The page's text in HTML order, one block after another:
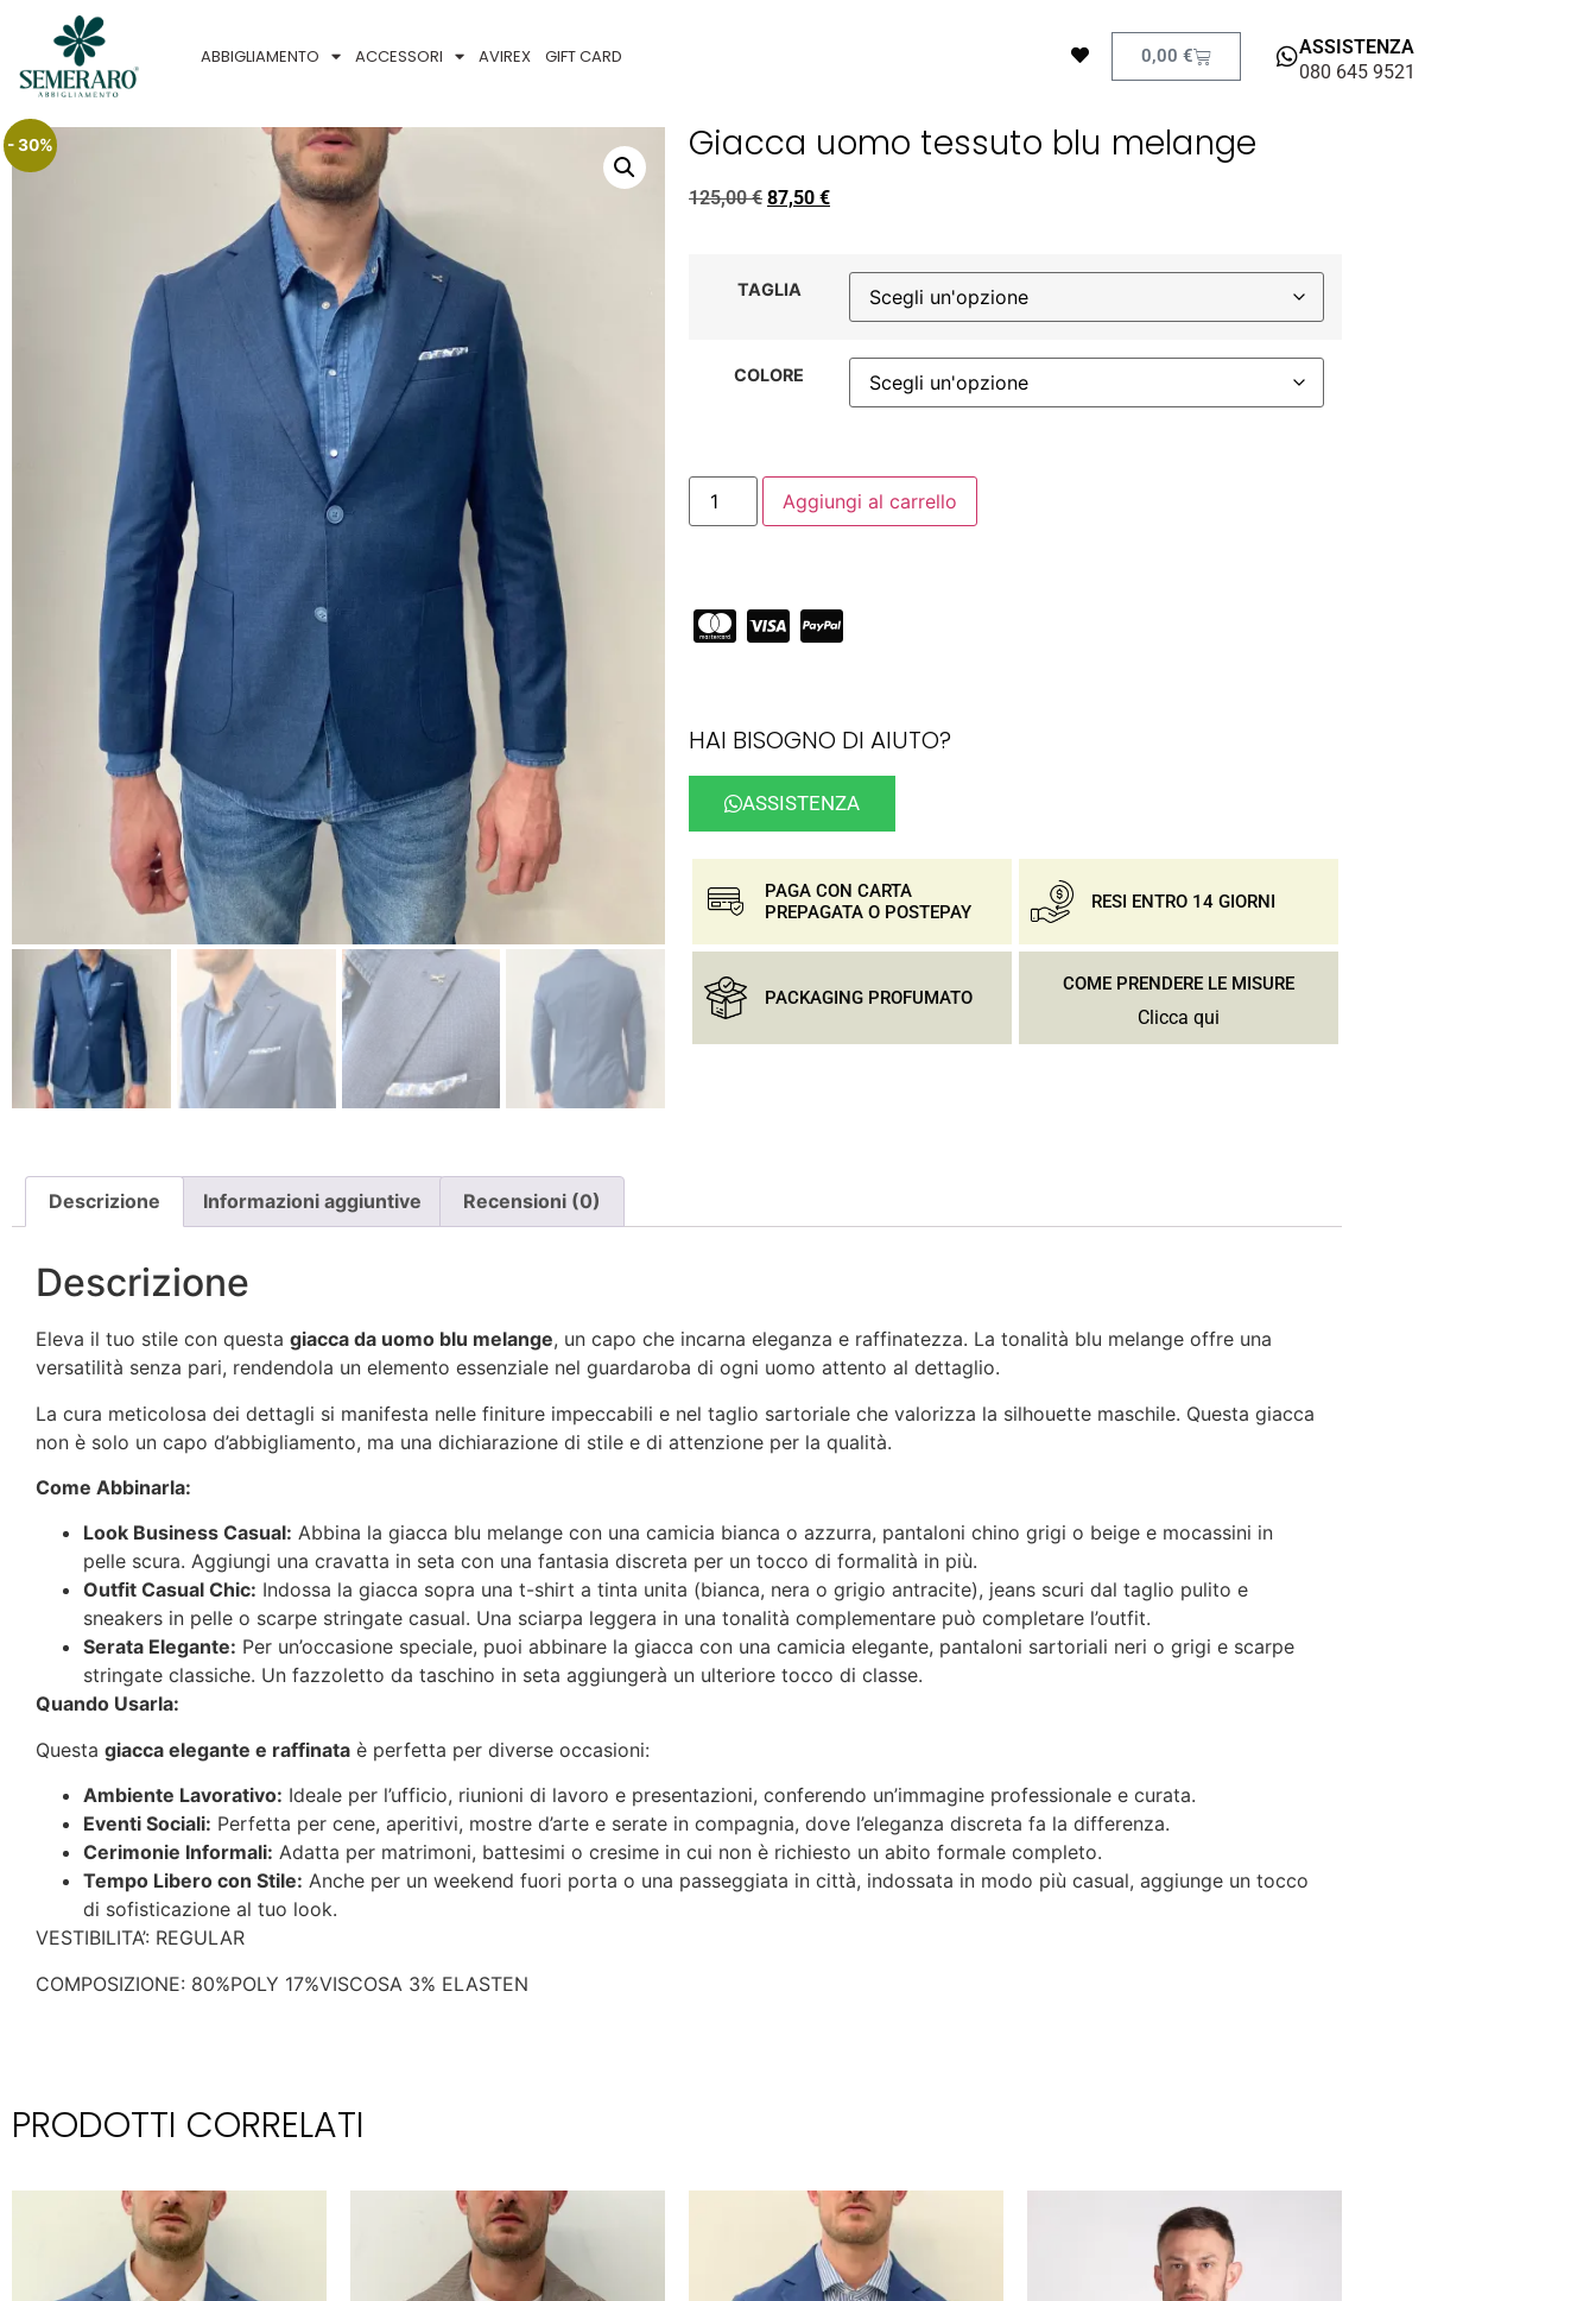
ABBIGLIAMENTO ACCESSORI AVIREX GIFT CARD 0,00 €
ASSISTENZA
080 645 9521
- 30% Giacca uomo tessuto blu melange
125,00€ 87,50 €
TAGLIA
COLORE
Aggiungi al carrello
HAI BISOGNO DI AIUTO?
ASSISTENZA
PAGA CON CARTA
PREPAGATA O POSTEPAY
RESI ENTRO 14 GIORNI
PACKAGING PROFUMATO
COME PRENDERE LE MISURE
Clicca qui
Descrizione Informazioni aggiuntive Recensioni (0)
Descrizione
Eleva il tuo stile con questa giacca da uomo blu melange, un capo che incarna eleganza e raffinatezza. La tonalità blu melange offre una
versatilità senza pari, rendendola un elemento essenziale nel guardaroba di ogni uomo attento al dettaglio.
La cura meticolosa dei dettagli si manifesta nelle finiture impeccabili e nel taglio sartoriale che valorizza la silhouette maschile. Questa giacca
non è solo un capo d’abbigliamento, ma una dichiarazione di stile e di attenzione per la qualità.
Come Abbinarla:
Look Business Casual: Abbina la giacca blu melange con una camicia bianca o azzurra, pantaloni chino grigi o beige e mocassini in
pelle scura. Aggiungi una cravatta in seta con una fantasia discreta per un tocco di formalità in più.
Outfit Casual Chic: Indossa la giacca sopra una t-shirt a tinta unita (bianca, nera o grigio antracite), jeans scuri dal taglio pulito e
sneakers in pelle o scarpe stringate casual. Una sciarpa leggera in una tonalità complementare può completare l’outfit.
Serata Elegante: Per un’occasione speciale, puoi abbinare la giacca con una camicia elegante, pantaloni sartoriali neri o grigi e scarpe
stringate classiche. Un fazzoletto da taschino in seta aggiungerà un ulteriore tocco di classe.
Quando Usarla:
Questa giacca elegante e raffinata è perfetta per diverse occasioni:
Ambiente Lavorativo: Ideale per l’ufficio, riunioni di lavoro e presentazioni, conferendo un’immagine professionale e curata.
Eventi Sociali: Perfetta per cene, aperitivi, mostre d’arte e serate in compagnia, dove l’eleganza discreta fa la differenza.
Cerimonie Informali: Adatta per matrimoni, battesimi o cresime in cui non è richiesto un abito formale completo.
Tempo Libero con Stile: Anche per un weekend fuori porta o una passeggiata in città, indossata in modo più casual, aggiunge un tocco
di sofisticazione al tuo look.
VESTIBILITA’: REGULAR
COMPOSIZIONE: 80%POLY 17%VISCOSA 3% ELASTEN
PRODOTTI CORRELATI